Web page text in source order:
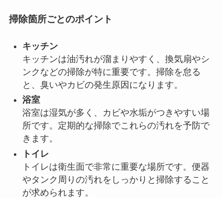
掃除箇所ごとのポイント
キッチン
キッチンは油汚れが溜まりやすく、換気扇やシ
ンクなどの掃除が特に重要です。掃除を怠る
と、臭いやカビの発生原因になります。
浴室
浴室は湿気が多く、カビや水垢がつきやすい場
所です。定期的な掃除でこれらの汚れを予防で
きます。
トイレ
トイレは衛生面で非常に重要な場所です。便器
やタンク周りの汚れをしっかりと掃除すること
が求められます。